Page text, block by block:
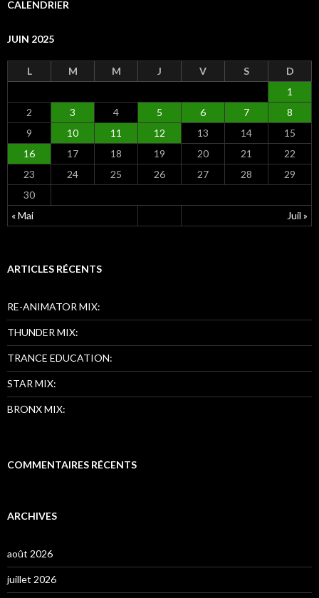
e
h
CALENDRIER
JUIN 2025
L M M J V S D
« Mai Juil »
1
2
3 4 5 6 7
8
9
10 11 12 13 14
15
16
17 18 19 20 21
22
23
24 25 26 27 28
29
30
ARTICLES RÉCENTS
RE-ANIMATOR MIX:
THUNDER MIX:
TRANCE EDUCATION:
STAR MIX:
BRONX MIX:
COMMENTAIRES RÉCENTS
ARCHIVES
août 2026
juillet 2026